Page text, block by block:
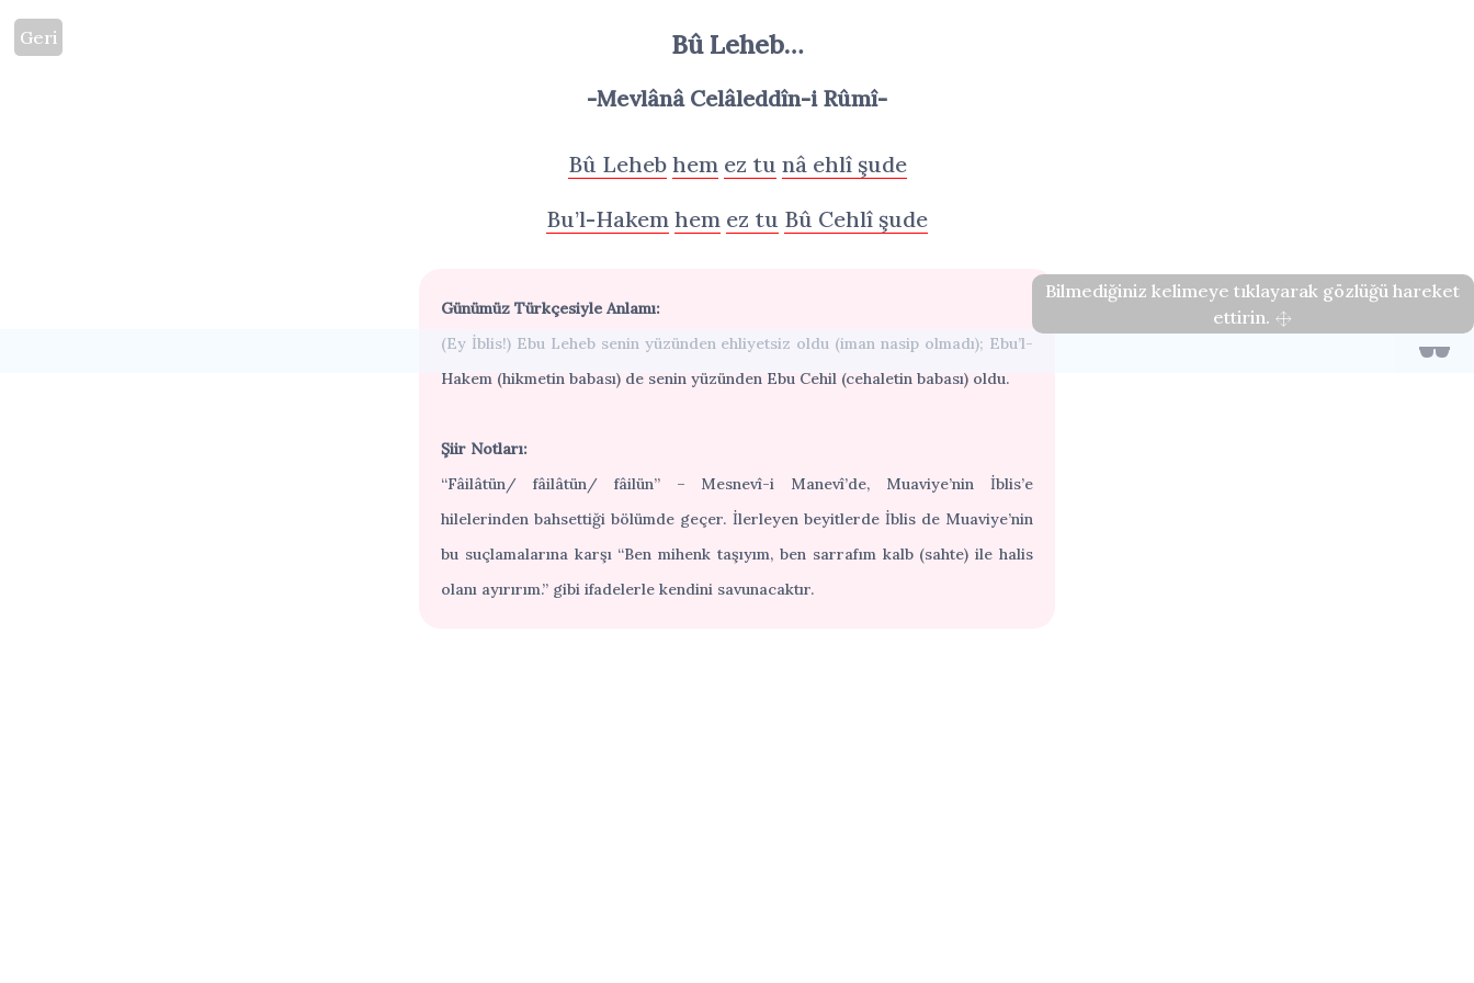
Geri Bû Leheb…
-Mevlânâ Celâleddîn-i Rûmî-
Bû Leheb hem ez tu nâ ehlî şude
Bu’l-Hakem hem ez tu Bû Cehlî şude
Günümüz Türkçesiyle Anlamı:
(Ey İblis!) Ebu Leheb senin yüzünden ehliyetsiz oldu (iman nasip olmadı); Ebu’l-
Hakem (hikmetin babası) de senin yüzünden Ebu Cehil (cehaletin babası) oldu.
Şiir Notları:
“Fâilâtün/ fâilâtün/ fâilün” – Mesnevî-i Manevî’de, Muaviye’nin İblis’e
hilelerinden bahsettiği bölümde geçer. İlerleyen beyitlerde İblis de Muaviye’nin
bu suçlamalarına karşı “Ben mihenk taşıyım, ben sarrafım kalb (sahte) ile halis
olanı ayırırım.” gibi ifadelerle kendini savunacaktır.
Bilmediğiniz kelimeye tıklayarak gözlüğü hareket
ettirin.